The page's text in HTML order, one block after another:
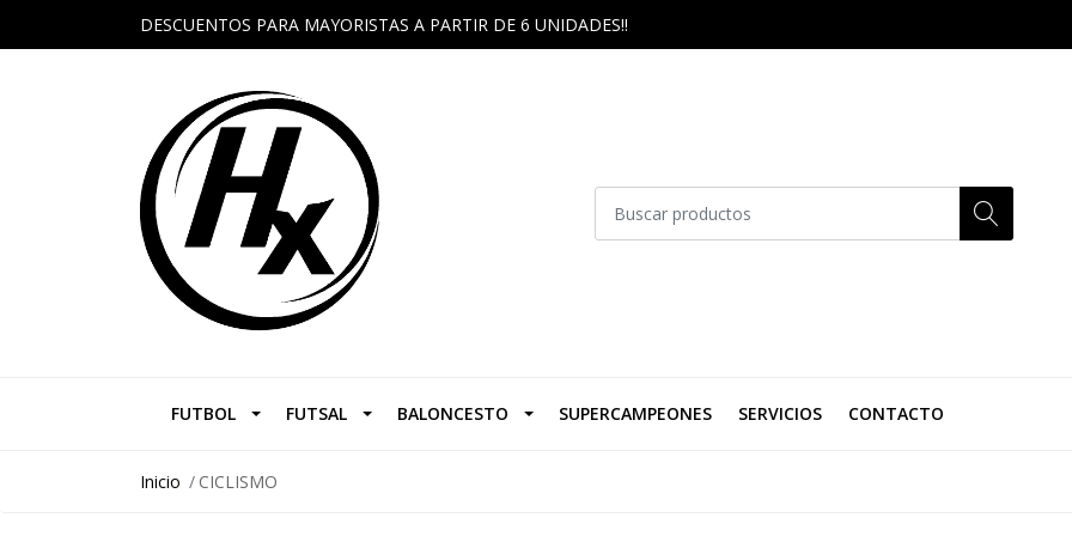
DESCUENTOS PARA MAYORISTAS A PARTIR DE 6 UNIDADES!!
FUTBOL FUTSAL BALONCESTO SUPERCAMPEONES SERVICIOS CONTACTO
Inicio CICLISMO